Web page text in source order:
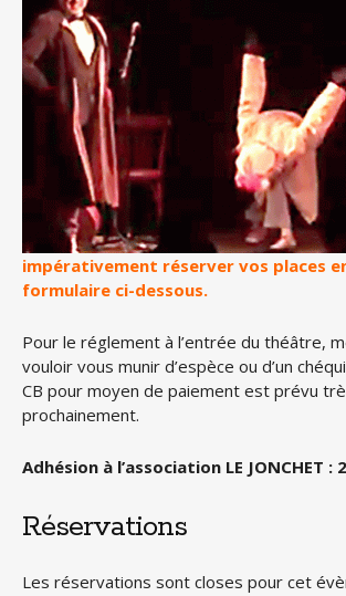
impérativement réserver vos places
formulaire ci-dessous.
Pour le réglement à l’entrée du théâtre,
vouloir vous munir d’espèce ou d’un
CB pour moyen de paiement est prévu
prochainement.
Adhésion à l’association LE JONCHET :
Réservations
Les réservations sont closes pour cet